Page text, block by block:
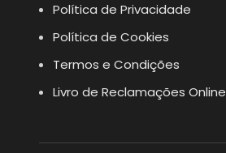
Política de Privacidade
Política de Cookies
Termos e Condições
Livro de Reclamações Online